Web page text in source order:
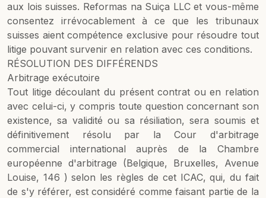
Services
FAQs
aux lois suisses. Reformas na Suiça LLC et vous-même
consentez irrévocablement à ce que les tribunaux
suisses aient compétence exclusive pour résoudre tout
litige pouvant survenir en relation avec ces conditions.
RÉSOLUTION DES DIFFÉRENDS
Arbitrage exécutoire
Tout litige découlant du présent contrat ou en relation
avec celui-ci, y compris toute question concernant son
existence, sa validité ou sa résiliation, sera soumis et
définitivement résolu par la Cour d'arbitrage
commercial international auprès de la Chambre
européenne d'arbitrage (Belgique, Bruxelles, Avenue
Louise, 146 ) selon les règles de cet ICAC, qui, du fait
de s'y référer, est considéré comme faisant partie de la